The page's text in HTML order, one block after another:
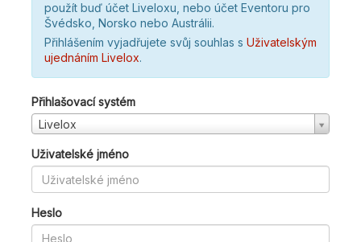
použít buď účet Liveloxu, nebo účet Eventoru pro
Švédsko, Norsko nebo Austrálii.
Přihlášením vyjadřujete svůj souhlas s Uživatelským
ujednáním Livelox.
Přihlašovací systém
Livelox
Uživatelské jméno
Heslo